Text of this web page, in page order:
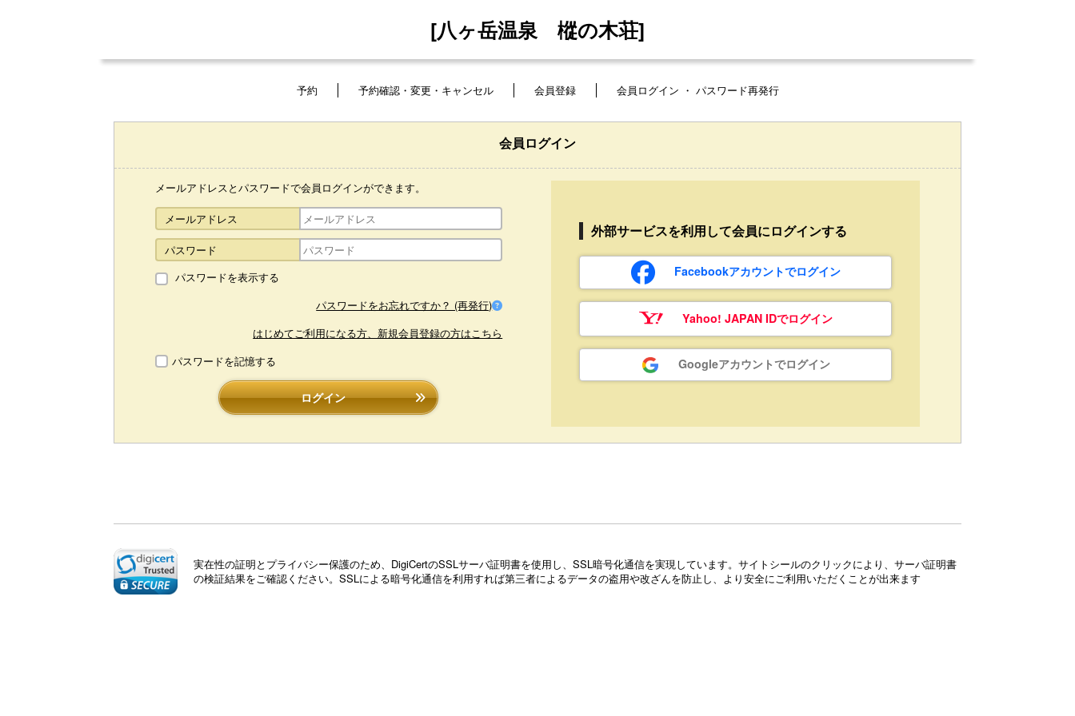
[八ヶ岳温泉 樅の木荘]
予約 予約確認・変更・キャンセル 会員登録 会員ログイン ・ パスワード再発行
会員ログイン
メールアドレスとパスワードで会員ログインができます。
メールアドレス
パスワード
パスワードを表示する
パスワードをお忘れですか？ (再発行)
はじめてご利用になる方、新規会員登録の方はこちら
パスワードを記憶する
ログイン
外部サービスを利用して会員にログインする
Facebookアカウントでログイン
Yahoo! JAPAN IDでログイン
Googleアカウントでログイン
実在性の証明とプライバシー保護のため、DigiCertのSSLサーバ証明書を使用し、SSL暗号化通信を実現しています。サイトシールのクリックにより、サーバ証明書
の検証結果をご確認ください。SSLによる暗号化通信を利用すれば第三者によるデータの盗用や改ざんを防止し、より安全にご利用いただくことが出来ます